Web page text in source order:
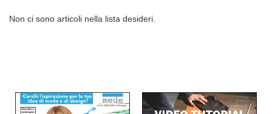
Non ci sono articoli nella lista desideri.